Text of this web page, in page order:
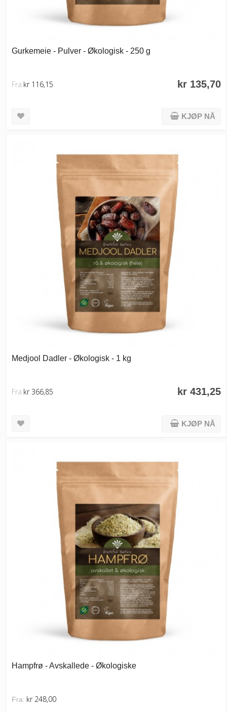
Gurkemeie - Pulver - Økologisk - 250 g
kr 135,70
Fra kr 116,15
KJØP NÅ
Medjool Dadler - Økologisk - 1 kg
kr 431,25
Fra kr 366,85
KJØP NÅ
Hampfrø - Avskallede - Økologiske
Fra: kr 248,00